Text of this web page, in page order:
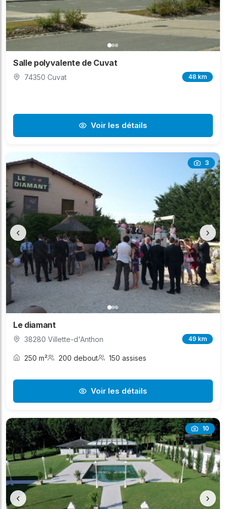
Salle polyvalente de Cuvat
74350 Cuvat 48 km
Voir les détails
3
‹ ›
Le diamant
38280 Villette-d'Anthon 49 km
250 m² 200 debout 150 assises
Voir les détails
10
‹ ›